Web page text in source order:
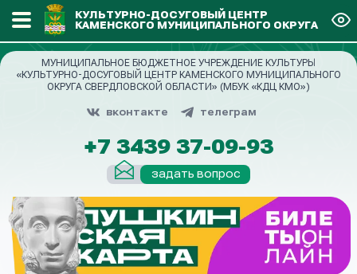
КУЛЬТУРНО-ДОСУГОВЫЙ ЦЕНТР
КАМЕНСКОГО МУНИЦИПАЛЬНОГО ОКРУГА
МУНИЦИПАЛЬНОЕ БЮДЖЕТНОЕ УЧРЕЖДЕНИЕ КУЛЬТУРЫ
«КУЛЬТУРНО-ДОСУГОВЫЙ ЦЕНТР КАМЕНСКОГО МУНИЦИПАЛЬНОГО
ОКРУГА СВЕРДЛОВСКОЙ ОБЛАСТИ» (МБУК «КДЦ КМО»)
вконтакте телеграм
+7 3439 37-09-93
задать вопрос